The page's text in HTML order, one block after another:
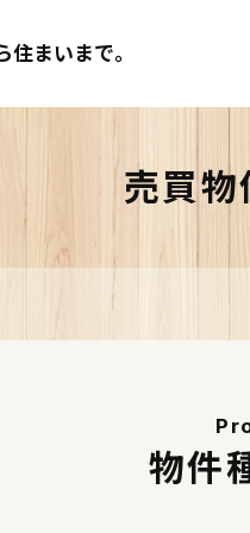
まいまで。
売買物
物件